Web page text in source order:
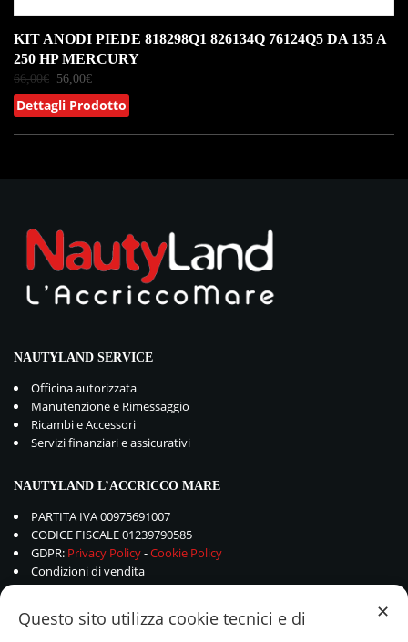
KIT ANODI PIEDE 818298Q1 826134Q 76124Q5 DA 135 A
250 HP MERCURY
66,00€ 56,00€
Dettagli Prodotto
NAUTYLAND SERVICE
Officina autorizzata
Manutenzione e Rimessaggio
Ricambi e Accessori
Servizi finanziari e assicurativi
NAUTYLAND L’ACCRICCO MARE
PARTITA IVA 00975691007
CODICE FISCALE 01239790585
GDPR: Privacy Policy-Cookie Policy
Condizioni di vendita
✕
Questo sito utilizza cookie tecnici e di